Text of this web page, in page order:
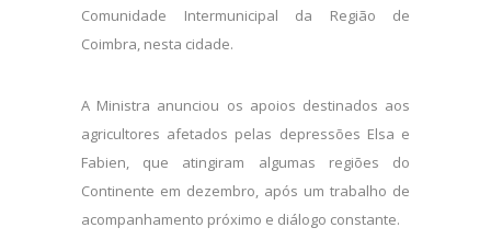
Comunidade Intermunicipal da Região de
Coimbra, nesta cidade.
A Ministra anunciou os apoios destinados aos
agricultores afetados pelas depressões Elsa e
Fabien, que atingiram algumas regiões do
Continente em dezembro, após um trabalho de
acompanhamento próximo e diálogo constante.